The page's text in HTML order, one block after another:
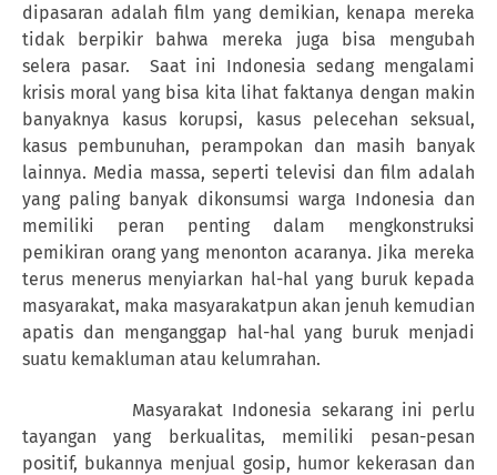
dipasaran adalah film yang demikian, kenapa mereka
tidak berpikir bahwa mereka juga bisa mengubah
selera pasar.
Saat ini Indonesia sedang mengalami
krisis moral yang bisa kita lihat faktanya dengan makin
banyaknya kasus korupsi, kasus pelecehan seksual,
kasus pembunuhan, perampokan dan masih banyak
lainnya. Media massa, seperti televisi dan film adalah
yang paling banyak dikonsumsi warga Indonesia dan
memiliki peran penting dalam mengkonstruksi
pemikiran orang yang menonton acaranya. Jika mereka
terus menerus menyiarkan hal-hal yang buruk kepada
masyarakat, maka masyarakatpun akan jenuh kemudian
apatis dan menganggap hal-hal yang buruk menjadi
suatu kemakluman atau kelumrahan.
Masyarakat Indonesia sekarang ini perlu
tayangan yang berkualitas, memiliki pesan-pesan
positif, bukannya menjual gosip, humor kekerasan dan